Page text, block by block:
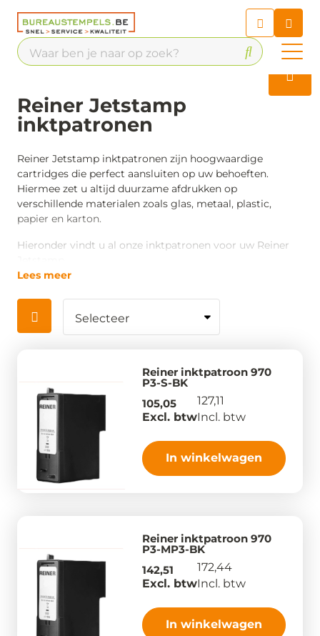
Chat 24/7 met onze chatbot
voor hulp
Contact
Reiner Jetstamp
inktpatronen
Reiner Jetstamp inktpatronen zijn hoogwaardige
cartridges die perfect aansluiten op uw behoeften.
Hiermee zet u altijd duurzame afdrukken op
verschillende materialen zoals glas, metaal, plastic,
papier en karton.
Hieronder vindt u al onze inktpatronen voor uw Reiner
Lees meer
Reiner inktpatroon 970
P3-S-BK
105,05
Excl. btw
127,11
Incl. btw
In winkelwagen
Reiner inktpatroon 970
P3-MP3-BK
142,51
Excl. btw
172,44
Incl. btw
In winkelwagen